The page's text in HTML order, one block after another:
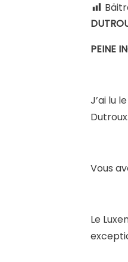
PEINE
J’ai lu
Dutroux.
Vous
Le